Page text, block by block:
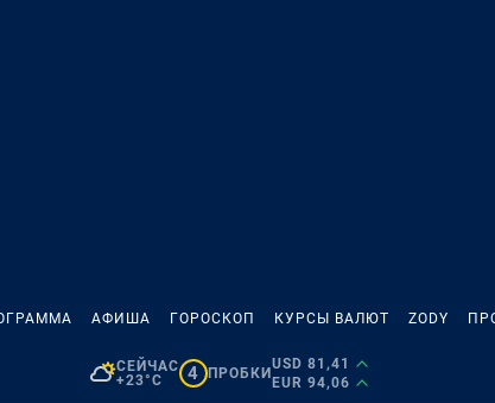
АФИША ГОРОСКОП КУРСЫ ВАЛЮТ ZODY
СЕЙЧАС
+23°C
4 ПРОБКИ
USD 81,41
EUR 94,06